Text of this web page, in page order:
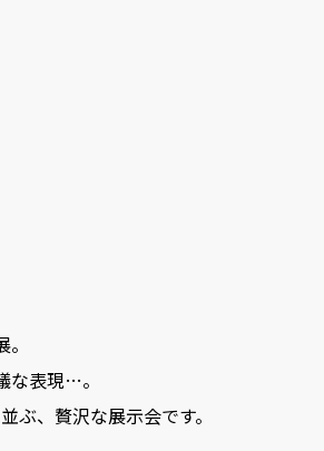
な表現…。
ぶ、贅沢な展示会です。